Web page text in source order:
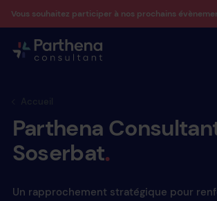
Vous souhaitez participer à nos prochains
Parthena
Soserbat
Un rapprochement stratégique pour